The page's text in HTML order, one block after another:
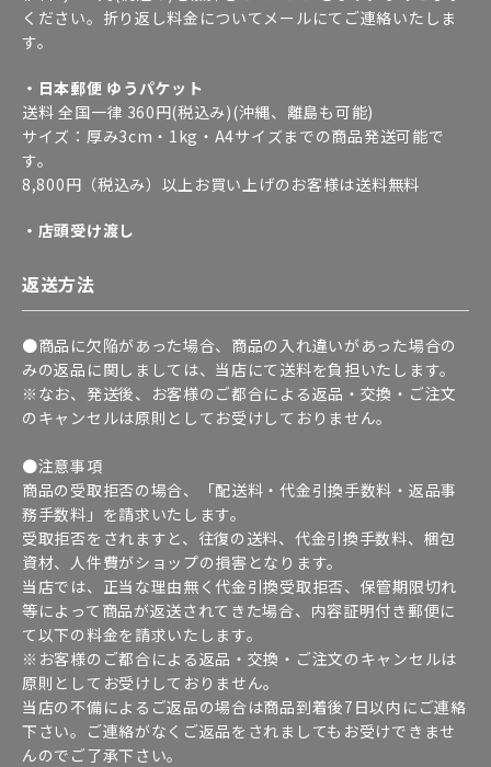
ください。折り返し料金についてメールにてご連絡いたしま
す。
・日本郵便 ゆうパケット
送料 全国一律 360円(税込み)(沖縄、離島も可能)
サイズ：厚み3cm・1kg・A4サイズまでの商品発送可能で
す。
8,800円（税込み）以上お買い上げのお客様は送料無料
・店頭受け渡し
返送方法
●商品に欠陥があった場合、商品の入れ違いがあった場合の
みの返品に関しましては、当店にて送料を負担いたします。
※なお、発送後、お客様のご都合による返品・交換・ご注文
のキャンセルは原則としてお受けしておりません。
●注意事項
商品の受取拒否の場合、「配送料・代金引換手数料・返品事
務手数料」を請求いたします。
受取拒否をされますと、往復の送料、代金引換手数料、梱包
資材、人件費がショップの損害となります。
当店では、正当な理由無く代金引換受取拒否、保管期限切れ
等によって商品が返送されてきた場合、内容証明付き郵便に
て以下の料金を請求いたします。
※お客様のご都合による返品・交換・ご注文のキャンセルは
原則としてお受けしておりません。
当店の不備によるご返品の場合は商品到着後7日以内にご連絡
下さい。ご連絡がなくご返品をされましてもお受けできませ
んのでご了承下さい。